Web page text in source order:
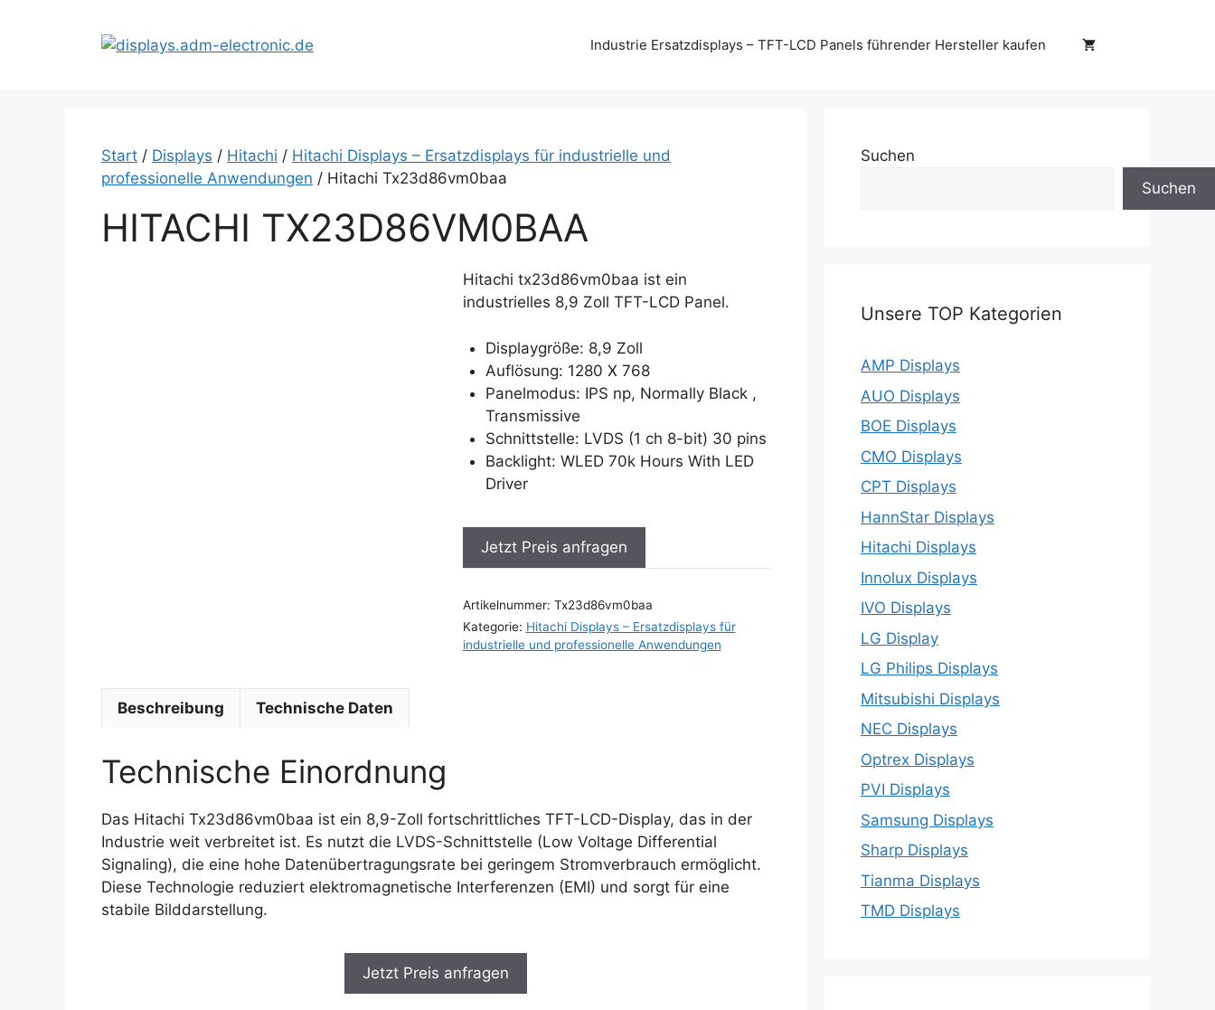
Industrie Ersatzdisplays – TFT-LCD Panels führender Hersteller kaufen
Start / Displays / Hitachi / Hitachi Displays – Ersatzdisplays für industrielle und
professionelle Anwendungen / Hitachi Tx23d86vm0baa
HITACHI TX23D86VM0BAA
Hitachi tx23d86vm0baa ist ein
industrielles 8,9 Zoll TFT-LCD Panel.
Displaygröße: 8,9 Zoll
Auflösung: 1280 X 768
Panelmodus: IPS np, Normally Black ,
Transmissive
Schnittstelle: LVDS (1 ch 8-bit) 30 pins
Backlight: WLED 70k Hours With LED
Driver
Jetzt Preis anfragen
Artikelnummer: Tx23d86vm0baa
Kategorie: Hitachi Displays – Ersatzdisplays für
industrielle und professionelle Anwendungen
Beschreibung Technische Daten
Technische Einordnung
Das Hitachi Tx23d86vm0baa ist ein 8,9-Zoll fortschrittliches TFT-LCD-Display, das in der
Industrie weit verbreitet ist. Es nutzt die LVDS-Schnittstelle (Low Voltage Differential
Signaling), die eine hohe Datenübertragungsrate bei geringem Stromverbrauch ermöglicht.
Diese Technologie reduziert elektromagnetische Interferenzen (EMI) und sorgt für eine
stabile Bilddarstellung.
Jetzt Preis anfragen
Suchen
Suchen
Unsere TOP Kategorien
AMP Displays
AUO Displays
BOE Displays
CMO Displays
CPT Displays
HannStar Displays
Hitachi Displays
Innolux Displays
IVO Displays
LG Display
LG Philips Displays
Mitsubishi Displays
NEC Displays
Optrex Displays
PVI Displays
Samsung Displays
Sharp Displays
Tianma Displays
TMD Displays